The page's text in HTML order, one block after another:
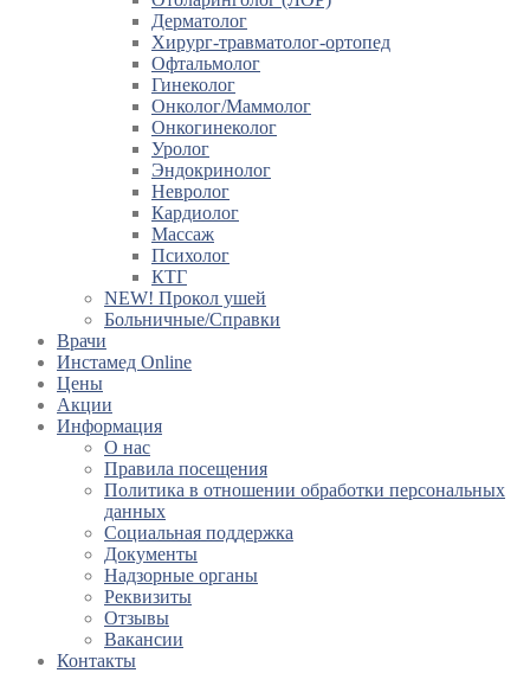
Дерматолог
Хирург-травматолог-ортопед
Офтальмолог
Гинеколог
Онколог/Маммолог
Онкогинеколог
Уролог
Эндокринолог
Невролог
Кардиолог
Массаж
Психолог
КТГ
NEW! Прокол ушей
Больничные/Справки
Врачи
Инстамед Online
Цены
Акции
Информация
О нас
Правила посещения
Политика в отношении обработки персональных
данных
Социальная поддержка
Документы
Надзорные органы
Реквизиты
Отзывы
Вакансии
Контакты